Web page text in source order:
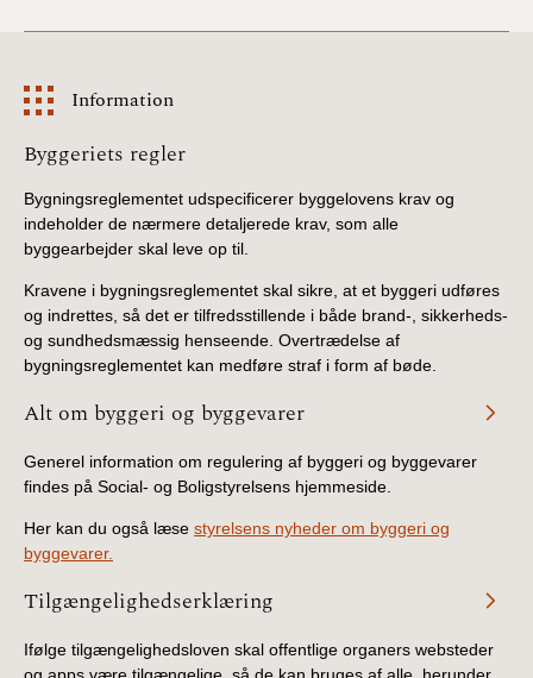
Information
Information
Byggeriets regler
Bygningsreglementet udspecificerer byggelovens krav og
indeholder de nærmere detaljerede krav, som alle
byggearbejder skal leve op til.
Kravene i bygningsreglementet skal sikre, at et byggeri udføres
og indrettes, så det er tilfredsstillende i både brand-, sikkerheds-
og sundhedsmæssig henseende. Overtrædelse af
bygningsreglementet kan medføre straf i form af bøde.
Alt om byggeri og byggevarer
Generel information om regulering af byggeri og byggevarer
findes på Social- og Boligstyrelsens hjemmeside.
Her kan du også læse styrelsens nyheder om byggeri og
byggevarer.
Tilgængelighedserklæring
Ifølge tilgængelighedsloven skal offentlige organers websteder